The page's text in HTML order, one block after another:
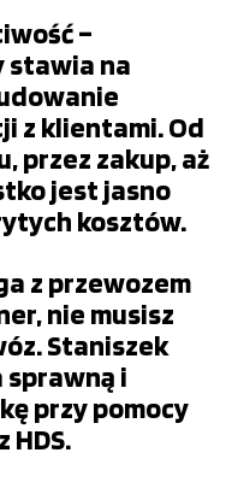
–
stawia na
z klientami. Od
przez zakup, aż
jest jasno
kosztów.
z przewozem
nie musisz
Staniszek
i
przy pomocy
HDS.